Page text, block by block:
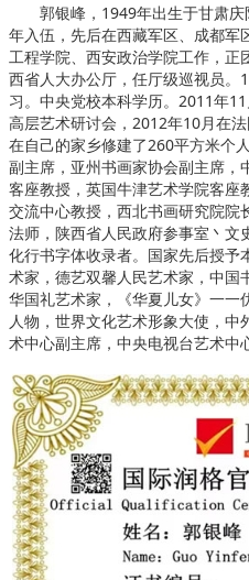
郭银峰，1949年出生于甘肃
年入伍，先后在西藏军区、成都
工程学院、西安政治学院工作，
西省人大办公厅，任厅级巡视员
习。中央党校本科学历。2011年
高层艺术研讨会，2012年10月在
在自己的家乡修建了260平方米个
副主席，亚州书画家协会副主席
客座教授，英国牛津艺术学院客座
交流中心教授，西北书画研究院院
法师，陕西省人民政府参事室丶
化行书字体收录者。国家先后授予
术家，德艺双馨人民艺术家，中国
华国礼艺术家，《华夏儿女》一一
人物，世界文化艺术形象大使，
术中心副主席，中央电视台艺术中